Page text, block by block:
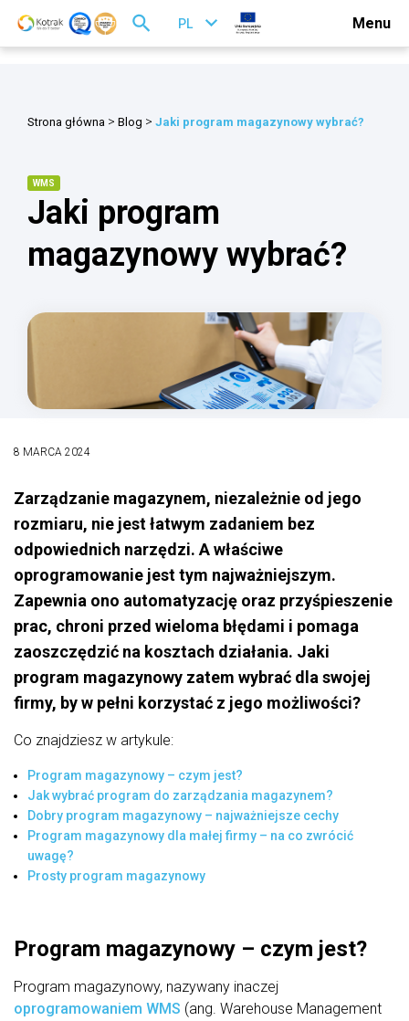
PL Menu
Strona główna > Blog > Jaki program magazynowy wybrać?
WMS
Jaki program
magazynowy wybrać?
8 MARCA 2024
Zarządzanie magazynem, niezależnie od jego
rozmiaru, nie jest łatwym zadaniem bez
odpowiednich narzędzi. A właściwe
oprogramowanie jest tym najważniejszym.
Zapewnia ono automatyzację oraz przyśpieszenie
prac, chroni przed wieloma błędami i pomaga
zaoszczędzić na kosztach działania. Jaki
program magazynowy zatem wybrać dla swojej
firmy, by w pełni korzystać z jego możliwości?
Co znajdziesz w artykule:
Program magazynowy – czym jest?
Jak wybrać program do zarządzania magazynem?
Dobry program magazynowy – najważniejsze cechy
Program magazynowy dla małej firmy – na co zwrócić
uwagę?
Prosty program magazynowy
Program magazynowy – czym jest?
Program magazynowy, nazywany inaczej
oprogramowaniem WMS (ang. Warehouse Management